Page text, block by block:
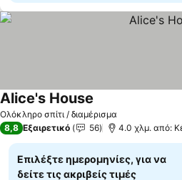
Ολόκληρο σπίτι / διαμέρισμα
Alice's House
8,8 Εξαιρετικό 56 4.0 χλμ. από:
Επιλέξτε ημερομηνίες, για να
δείτε τις ακριβείς τιμές